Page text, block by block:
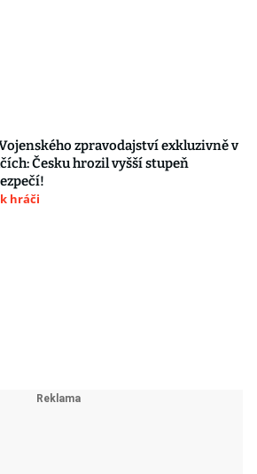
zpravodajství exkluzivně v
Česku hrozil vyšší stupeň
hráči